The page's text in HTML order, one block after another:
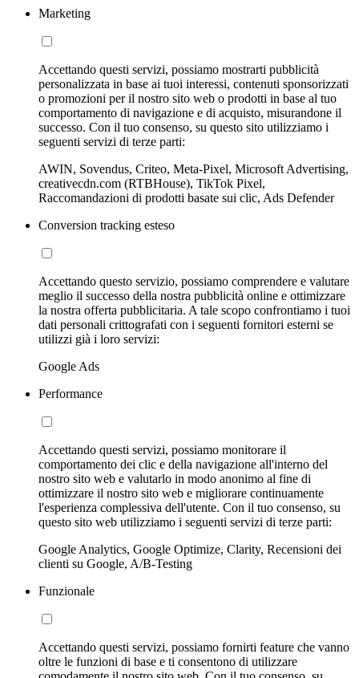
Marketing
Accettando questi servizi, possiamo mostrarti pubblicità
personalizzata in base ai tuoi interessi, contenuti sponsorizzati
o promozioni per il nostro sito web o prodotti in base al tuo
comportamento di navigazione e di acquisto, misurandone il
successo. Con il tuo consenso, su questo sito utilizziamo i
seguenti servizi di terze parti:
AWIN, Sovendus, Criteo, Meta-Pixel, Microsoft Advertising,
creativecdn.com (RTBHouse), TikTok Pixel,
Raccomandazioni di prodotti basate sui clic, Ads Defender
Conversion tracking esteso
Accettando questo servizio, possiamo comprendere e valutare
meglio il successo della nostra pubblicità online e ottimizzare
la nostra offerta pubblicitaria. A tale scopo confrontiamo i tuoi
dati personali crittografati con i seguenti fornitori esterni se
utilizzi già i loro servizi:
Google Ads
Performance
Accettando questi servizi, possiamo monitorare il
comportamento dei clic e della navigazione all'interno del
nostro sito web e valutarlo in modo anonimo al fine di
ottimizzare il nostro sito web e migliorare continuamente
l'esperienza complessiva dell'utente. Con il tuo consenso, su
questo sito web utilizziamo i seguenti servizi di terze parti:
Google Analytics, Google Optimize, Clarity, Recensioni dei
clienti su Google, A/B-Testing
Funzionale
Accettando questi servizi, possiamo fornirti feature che vanno
oltre le funzioni di base e ti consentono di utilizzare